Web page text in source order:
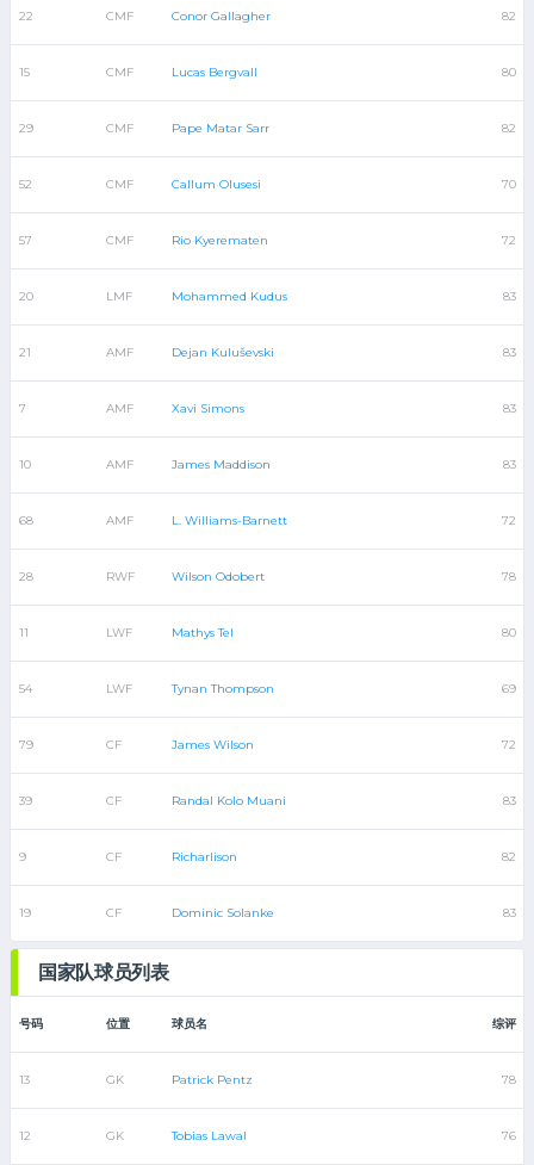
22 CMF Conor Gallagher 82
15 CMF Lucas Bergvall 80
29 CMF Pape Matar Sarr 82
52 CMF Callum Olusesi 70
57 CMF Rio Kyerematen 72
20 LMF Mohammed Kudus 83
21 AMF Dejan Kuluševski 83
7 AMF Xavi Simons 83
10 AMF James Maddison 83
68 AMF L. Williams-Barnett 72
28 RWF Wilson Odobert 78
11 LWF Mathys Tel 80
54 LWF Tynan Thompson 69
79 CF James Wilson 72
39 CF Randal Kolo Muani 83
9 CF Richarlison 82
19 CF Dominic Solanke 83
国家队球员列表
号码 位置 球员名 综评
13 GK Patrick Pentz 78
12 GK Tobias Lawal 76